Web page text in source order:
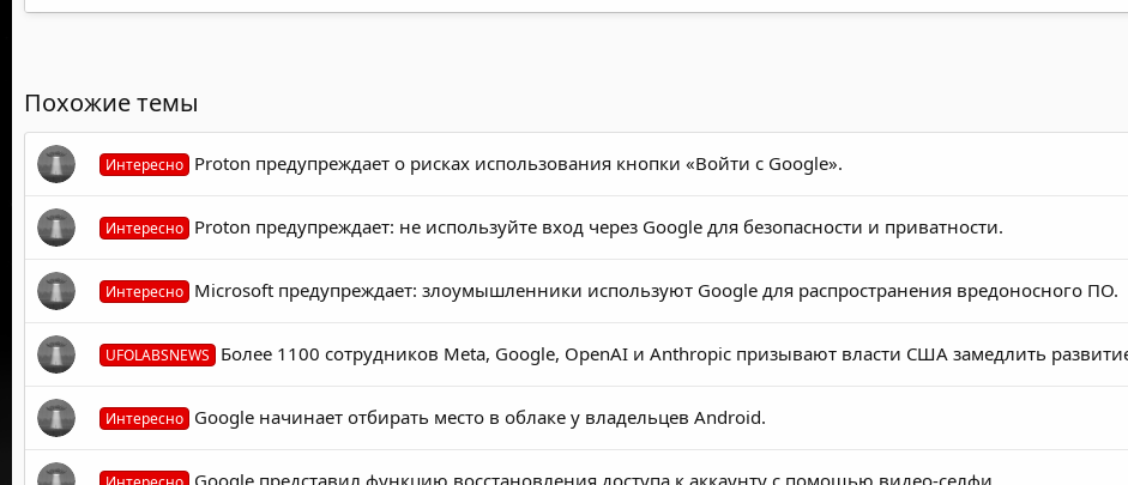
Похожие темы
Интересно Proton предупреждает о рисках использования кнопки «Войти с Google».
Интересно Proton предупреждает: не используйте вход через Google для безопасности и приватности.
Интересно Microsoft предупреждает: злоумышленники используют Google для распространения вредоносного ПО.
UFOLABSNEWS Более 1100 сотрудников Meta, Google, OpenAI и Anthropic призывают власти США замедлить
Интересно Google начинает отбирать место в облаке у владельцев Android.
Google представил функцию восстановления доступа к аккаунту с помощью видео-селфи.